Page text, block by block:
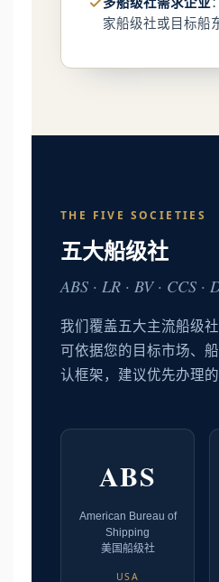
家船级社或目标船
THE FIVE SOCIETIES
五大船级社
ABS · LR · BV · CCS ·
我们覆盖五大主流船级
可依据您的目标市场、
认框架，建议优先办理的
ABS
American Bureau of
Shipping
美国船级社
USA